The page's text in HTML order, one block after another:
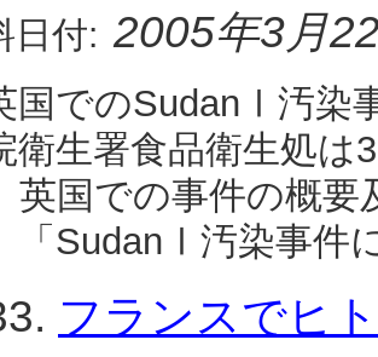
日付: 2005年3月
でのSudanⅠ汚染
衛生署食品衛生処は
英国での事件の概
「SudanⅠ汚染事件
フランスでヒ